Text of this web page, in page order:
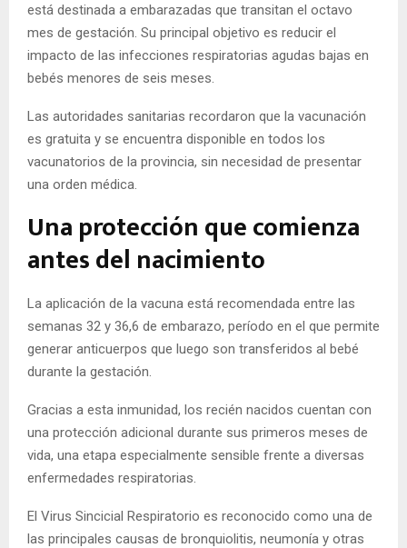
está destinada a embarazadas que transitan el octavo
mes de gestación. Su principal objetivo es reducir el
impacto de las infecciones respiratorias agudas bajas en
bebés menores de seis meses.
Las autoridades sanitarias recordaron que la vacunación
es gratuita y se encuentra disponible en todos los
vacunatorios de la provincia, sin necesidad de presentar
una orden médica.
Una protección que comienza
antes del nacimiento
La aplicación de la vacuna está recomendada entre las
semanas 32 y 36,6 de embarazo, período en el que permite
generar anticuerpos que luego son transferidos al bebé
durante la gestación.
Gracias a esta inmunidad, los recién nacidos cuentan con
una protección adicional durante sus primeros meses de
vida, una etapa especialmente sensible frente a diversas
enfermedades respiratorias.
El Virus Sincicial Respiratorio es reconocido como una de
las principales causas de bronquiolitis, neumonía y otras